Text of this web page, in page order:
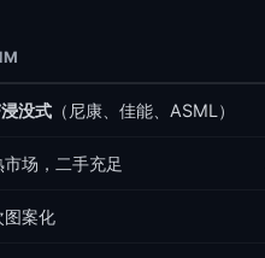
没式（尼康、佳能、ASML）
市场，二手充足
图案化